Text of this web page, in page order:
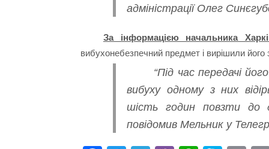
адміністрації Олег
За інформацією начальника
вибухонебезпечний предмет і вирішили його
“Під час передачі
вибуху одному з них
шість годин повзти до
повідомив Мельник у